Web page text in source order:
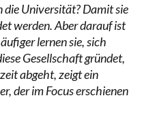
die Universität? Damit sie
werden. Aber darauf ist
lernen sie, sich
Gesellschaft gründet,
abgeht, zeigt ein
der im Focus erschienen